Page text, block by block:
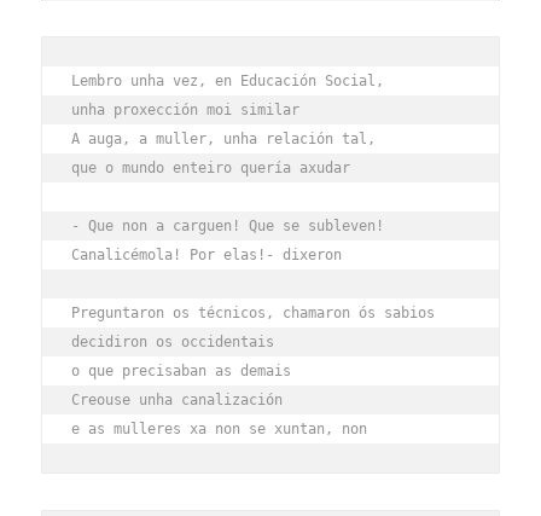
Lembro unha vez, en Educación Social,
unha proxección moi similar
A auga, a muller, unha relación tal,
que o mundo enteiro quería axudar
- Que non a carguen! Que se subleven!
Canalicémola! Por elas!- dixeron
Preguntaron os técnicos, chamaron ós sabios
decidiron os occidentais
o que precisaban as demais
Creouse unha canalización
e as mulleres xa non se xuntan, non